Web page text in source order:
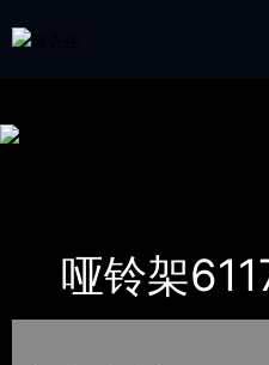
网站地图
哑铃架